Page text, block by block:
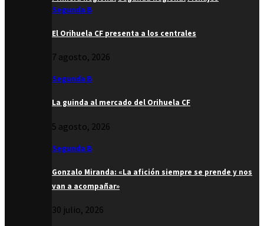
Segunda B
El Orihuela CF presenta a los centrales
7 agosto, 2026
Segunda B
La guinda al mercado del Orihuela CF
5 agosto, 2026
Segunda B
Gonzalo Miranda: «La afición siempre se prende y nos
van a acompañar»
30 julio, 2026